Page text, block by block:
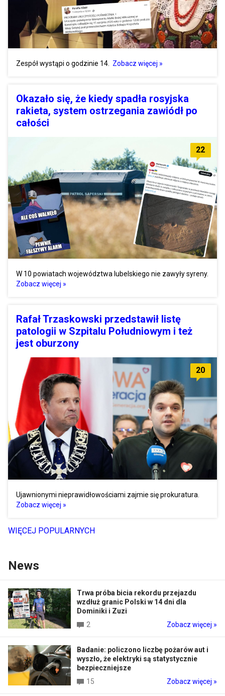
Zespół wystąpi o godzinie 14. Zobacz więcej »
Okazało się, że kiedy spadła rosyjska
rakieta, system ostrzegania zawiódł po
całości
22
W 10 powiatach województwa lubelskiego nie zawyły syreny.
Zobacz więcej »
Rafał Trzaskowski przedstawił listę
patologii w Szpitalu Południowym i też
jest oburzony
20
Ujawnionymi nieprawidłowościami zajmie się prokuratura.
Zobacz więcej »
WIĘCEJ POPULARNYCH
News
Trwa próba bicia rekordu przejazdu
wzdłuż granic Polski w 14 dni dla
Dominiki i Zuzi
2
Zobacz więcej »
Badanie: policzono liczbę pożarów aut i
wyszło, że elektryki są statystycznie
bezpieczniejsze
15
Zobacz więcej »